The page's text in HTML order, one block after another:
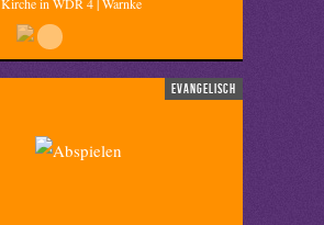
evangelisch